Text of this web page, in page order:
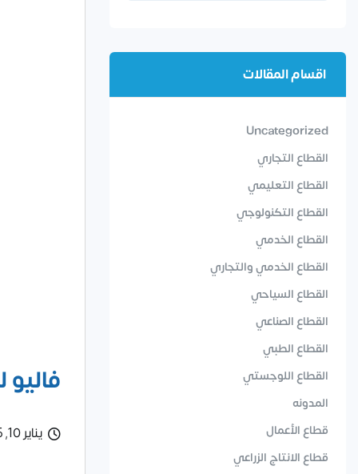
يناير 10, 2025
اقسام المقالات
Uncategorized
القطاع التجاري
القطاع التعليمي
القطاع التكنولوجي
القطاع الخدمي
القطاع الخدمي والتجاري
القطاع السياحي
القطاع الصناعي
القطاع الطبي
القطاع اللوجستي
المدونه
قطاع الأعمال
قطاع الانتاج الزراعي